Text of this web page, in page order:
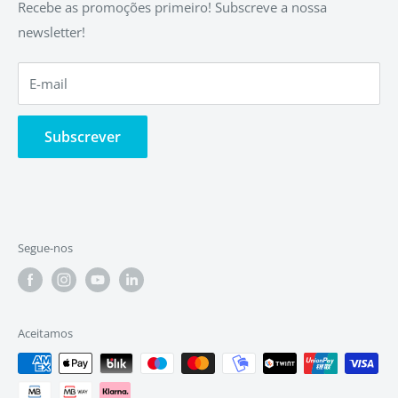
Litígios
Termos e Condições
Política de Privacidade
Política da Qualidade
Política de Cookies
Política de Entregas
Recebe as promoções primeiro! Subscreve a nossa
newsletter!
E-mail
Subscrever
Segue-nos
Aceitamos